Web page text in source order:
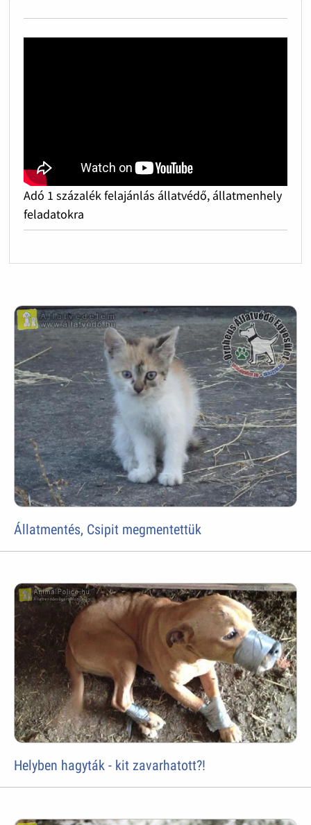
Adó 1 százalék felajánlás állatvédő, állatmenhely
feladatokra
Állatmentés, Csipit megmentettük
Helyben hagyták - kit zavarhatott?!